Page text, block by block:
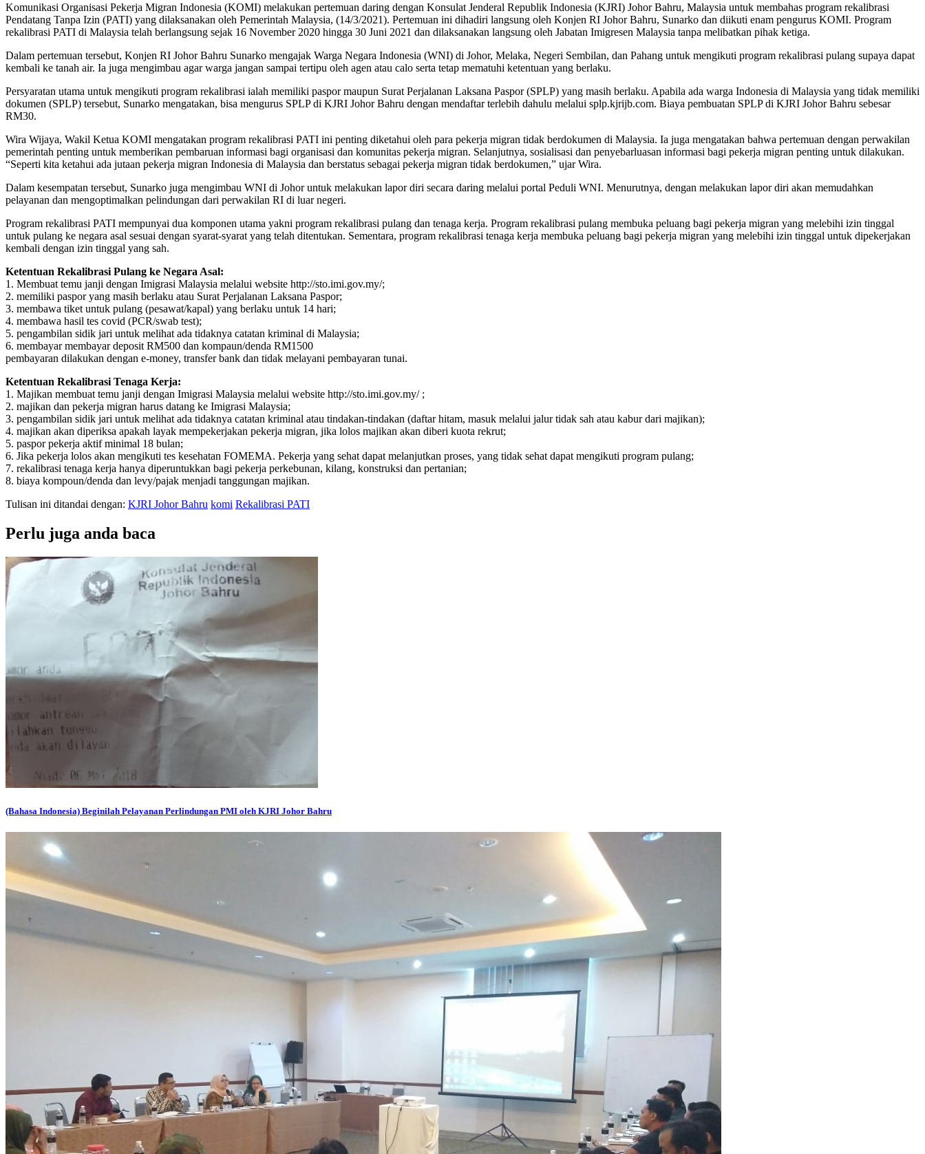
Komunikasi Organisasi Pekerja Migran Indonesia (KOMI) melakukan pertemuan daring dengan Konsulat Jenderal Republik Indonesia (KJRI) Johor Bahru, Malaysia untuk membahas program rekalibrasi
Pendatang Tanpa Izin (PATI) yang dilaksanakan oleh Pemerintah Malaysia, (14/3/2021). Pertemuan ini dihadiri langsung oleh Konjen RI Johor Bahru, Sunarko dan diikuti enam pengurus KOMI. Program
rekalibrasi PATI di Malaysia telah berlangsung sejak 16 November 2020 hingga 30 Juni 2021 dan dilaksanakan langsung oleh Jabatan Imigresen Malaysia tanpa melibatkan pihak ketiga.
Dalam pertemuan tersebut, Konjen RI Johor Bahru Sunarko mengajak Warga Negara Indonesia (WNI) di Johor, Melaka, Negeri Sembilan, dan Pahang untuk mengikuti program rekalibrasi pulang supaya dapat
kembali ke tanah air. Ia juga mengimbau agar warga jangan sampai tertipu oleh agen atau calo serta tetap mematuhi ketentuan yang berlaku.
Persyaratan utama untuk mengikuti program rekalibrasi ialah memiliki paspor maupun Surat Perjalanan Laksana Paspor (SPLP) yang masih berlaku. Apabila ada warga Indonesia di Malaysia yang tidak memiliki
dokumen (SPLP) tersebut, Sunarko mengatakan, bisa mengurus SPLP di KJRI Johor Bahru dengan mendaftar terlebih dahulu melalui splp.kjrijb.com. Biaya pembuatan SPLP di KJRI Johor Bahru sebesar
RM30.
Wira Wijaya, Wakil Ketua KOMI mengatakan program rekalibrasi PATI ini penting diketahui oleh para pekerja migran tidak berdokumen di Malaysia. Ia juga mengatakan bahwa pertemuan dengan perwakilan
pemerintah penting untuk memberikan pembaruan informasi bagi organisasi dan komunitas pekerja migran. Selanjutnya, sosialisasi dan penyebarluasan informasi bagi pekerja migran penting untuk dilakukan.
“Seperti kita ketahui ada jutaan pekerja migran Indonesia di Malaysia dan berstatus sebagai pekerja migran tidak berdokumen,” ujar Wira.
Dalam kesempatan tersebut, Sunarko juga mengimbau WNI di Johor untuk melakukan lapor diri secara daring melalui portal Peduli WNI. Menurutnya, dengan melakukan lapor diri akan memudahkan
pelayanan dan mengoptimalkan pelindungan dari perwakilan RI di luar negeri.
Program rekalibrasi PATI mempunyai dua komponen utama yakni program rekalibrasi pulang dan tenaga kerja. Program rekalibrasi pulang membuka peluang bagi pekerja migran yang melebihi izin tinggal
untuk pulang ke negara asal sesuai dengan syarat-syarat yang telah ditentukan. Sementara, program rekalibrasi tenaga kerja membuka peluang bagi pekerja migran yang melebihi izin tinggal untuk dipekerjakan
kembali dengan izin tinggal yang sah.
Ketentuan Rekalibrasi Pulang ke Negara Asal:
1. Membuat temu janji dengan Imigrasi Malaysia melalui website http://sto.imi.gov.my/;
2. memiliki paspor yang masih berlaku atau Surat Perjalanan Laksana Paspor;
3. membawa tiket untuk pulang (pesawat/kapal) yang berlaku untuk 14 hari;
4. membawa hasil tes covid (PCR/swab test);
5. pengambilan sidik jari untuk melihat ada tidaknya catatan kriminal di Malaysia;
6. membayar membayar deposit RM500 dan kompaun/denda RM1500
pembayaran dilakukan dengan e-money, transfer bank dan tidak melayani pembayaran tunai.
Ketentuan Rekalibrasi Tenaga Kerja:
1. Majikan membuat temu janji dengan Imigrasi Malaysia melalui website http://sto.imi.gov.my/ ;
2. majikan dan pekerja migran harus datang ke Imigrasi Malaysia;
3. pengambilan sidik jari untuk melihat ada tidaknya catatan kriminal atau tindakan-tindakan (daftar hitam, masuk melalui jalur tidak sah atau kabur dari majikan);
4. majikan akan diperiksa apakah layak mempekerjakan pekerja migran, jika lolos majikan akan diberi kuota rekrut;
5. paspor pekerja aktif minimal 18 bulan;
6. Jika pekerja lolos akan mengikuti tes kesehatan FOMEMA. Pekerja yang sehat dapat melanjutkan proses, yang tidak sehat dapat mengikuti program pulang;
7. rekalibrasi tenaga kerja hanya diperuntukkan bagi pekerja perkebunan, kilang, konstruksi dan pertanian;
8. biaya kompoun/denda dan levy/pajak menjadi tanggungan majikan.
Tulisan ini ditandai dengan: KJRI Johor Bahru komi Rekalibrasi PATI
Perlu juga anda baca
(Bahasa Indonesia) Beginilah Pelayanan Perlindungan PMI oleh KJRI Johor Bahru